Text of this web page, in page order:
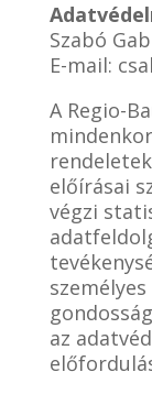
Szabó
E-mail:
A Regio-
előírásai
végzi
az